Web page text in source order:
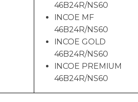
46B24R/NS60
INCOE MF
46B24R/NS60
INCOE GOLD
46B24R/NS60
INCOE PREMIUM
46B24R/NS60